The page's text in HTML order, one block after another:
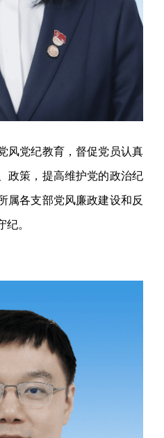
风党纪教育，督促党员认真
政策，提高维护党的政治纪
属各支部党风廉政建设和反
。